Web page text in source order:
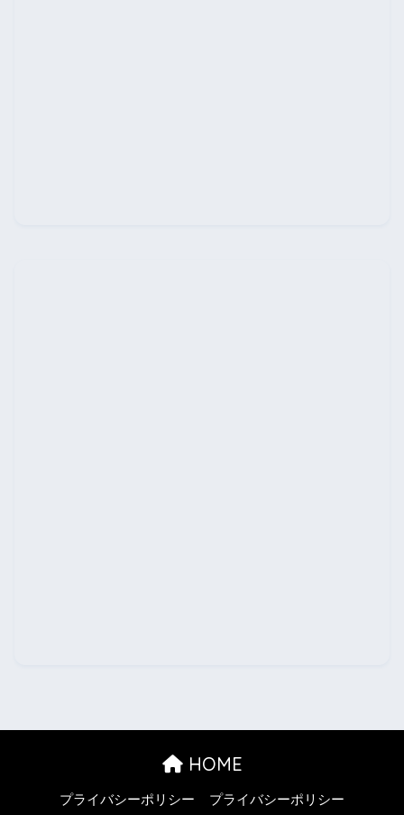
HOME
プライバシーポリシー プライバシーポリシー